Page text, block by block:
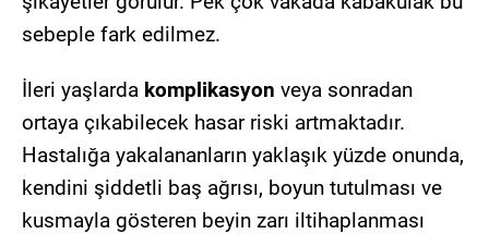
sebeple fark edilmez.
İleri yaşlarda komplikasyon veya sonradan
ortaya çıkabilecek hasar riski artmaktadır.
Hastalığa yakalananların yaklaşık yüzde onunda,
kendini şiddetli baş ağrısı, boyun tutulması ve
kusmayla gösteren beyin zarı iltihaplanması